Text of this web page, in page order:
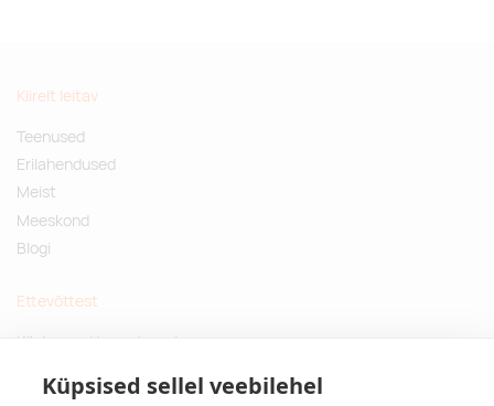
Küpsised sellel veebilehel
Kiirelt leitav
Teenused
Erilahendused
Meist
Meeskond
Blogi
Ettevõttest
Küsimused ja vastused
Privaatsuspoliitika